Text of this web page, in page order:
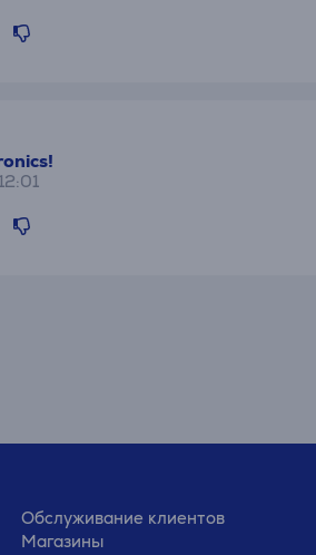
Обслуживание клиентов
Магазины